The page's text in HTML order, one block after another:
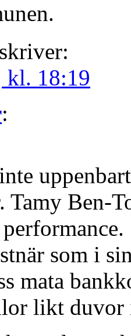
skriver:
kl. 18:19
:
Tamy Ben-
som i
mata
likt duvor